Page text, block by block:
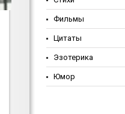
Фильмы
Цитаты
Эзотерика
Юмор